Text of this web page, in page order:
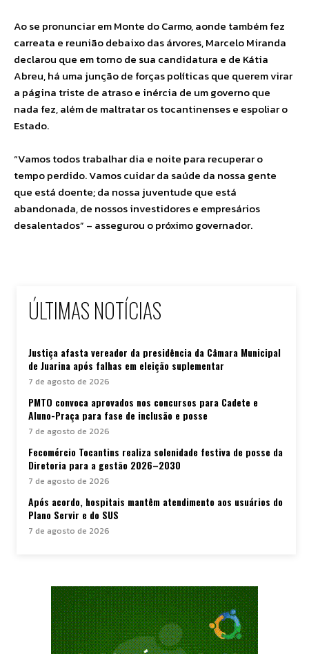
Ao se pronunciar em Monte do Carmo, aonde também fez
carreata e reunião debaixo das árvores, Marcelo Miranda
declarou que em torno de sua candidatura e de Kátia
Abreu, há uma junção de forças políticas que querem virar
a página triste de atraso e inércia de um governo que
nada fez, além de maltratar os tocantinenses e espoliar o
Estado.
“Vamos todos trabalhar dia e noite para recuperar o
tempo perdido. Vamos cuidar da saúde da nossa gente
que está doente; da nossa juventude que está
abandonada, de nossos investidores e empresários
desalentados” – assegurou o próximo governador.
ÚLTIMAS NOTÍCIAS
Justiça afasta vereador da presidência da Câmara Municipal
de Juarina após falhas em eleição suplementar
7 de agosto de 2026
PMTO convoca aprovados nos concursos para Cadete e
Aluno-Praça para fase de inclusão e posse
7 de agosto de 2026
Fecomércio Tocantins realiza solenidade festiva de posse da
Diretoria para a gestão 2026–2030
7 de agosto de 2026
Após acordo, hospitais mantêm atendimento aos usuários do
Plano Servir e do SUS
7 de agosto de 2026